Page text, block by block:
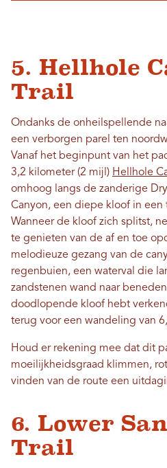
5. Hellhole
Trail
Ondanks de onheilspellende
een verborgen parel ten
Vanaf het beginpunt van het
3,2 kilometer (2 mijl) Hellhole
omhoog langs de zanderige
Canyon, een diepe kloof in een
Wanneer de kloof zich splitst,
te genieten van de af en toe
melodieuze gezang van de
regenbuien, een waterval die
zandstenen wand naar
doodlopende kloof hebt
terug voor een wandeling van
Houd er rekening mee dat dit
moeilijkheidsgraad klimmen,
vinden van de route een
6. Lower
Trail